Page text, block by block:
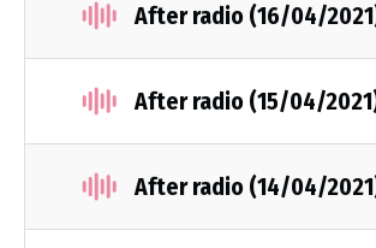
After radio (16/04/
After radio (15/04/
After radio (14/04/